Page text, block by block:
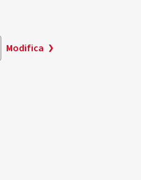
Modifica